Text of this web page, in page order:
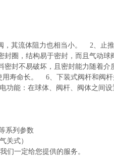
其流体阻力也相当小。 2、止推
圈，结构易于密封，而且气动球
封不易破坏，且密封能力随着介
寿命长。 6、下装式阀杆和阀杆
能：在球体、阀杆、阀体之间
系列参数
关式）
们一定给您提供的服务。